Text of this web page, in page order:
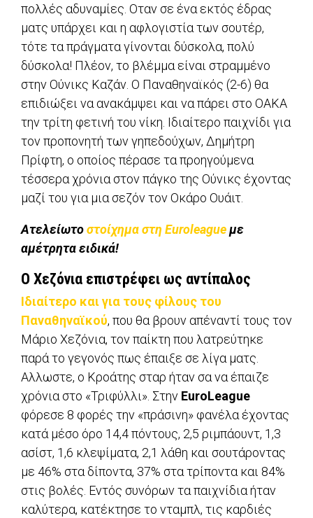
πολλές αδυναμίες. Οταν σε ένα εκτός έδρας
ματς υπάρχει και η αφλογιστία των σουτέρ,
τότε τα πράγματα γίνονται δύσκολα, πολύ
δύσκολα! Πλέον, το βλέμμα είναι στραμμένο
στην Ούνικς Καζάν. Ο Παναθηναϊκός (2-6) θα
επιδιώξει να ανακάμψει και να πάρει στο ΟΑΚΑ
την τρίτη φετινή του νίκη. Ιδιαίτερο παιχνίδι για
τον προπονητή των γηπεδούχων, Δημήτρη
Πρίφτη, ο οποίος πέρασε τα προηγούμενα
τέσσερα χρόνια στον πάγκο της Ούνικς έχοντας
μαζί του για μια σεζόν τον Οκάρο Ουάιτ.
Ατελείωτοστοίχημα στη Euroleagueμε
αμέτρητα ειδικά!
Ο Χεζόνια επιστρέφει ως αντίπαλος
Ιδιαίτερο και για τους φίλους του
Παναθηναϊκού, που θα βρουν απέναντί τους τον
Μάριο Χεζόνια, τον παίκτη που λατρεύτηκε
παρά το γεγονός πως έπαιξε σε λίγα ματς.
Αλλωστε, ο Κροάτης σταρ ήταν σα να έπαιζε
χρόνια στο «Τριφύλλι». Στην EuroLeague
φόρεσε 8 φορές την «πράσινη» φανέλα έχοντας
κατά μέσο όρο 14,4 πόντους, 2,5 ριμπάουντ, 1,3
ασίστ, 1,6 κλεψίματα, 2,1 λάθη και σουτάροντας
με 46% στα δίποντα, 37% στα τρίποντα και 84%
στις βολές. Εντός συνόρων τα παιχνίδια ήταν
καλύτερα, κατέκτησε το νταμπλ, τις καρδιές